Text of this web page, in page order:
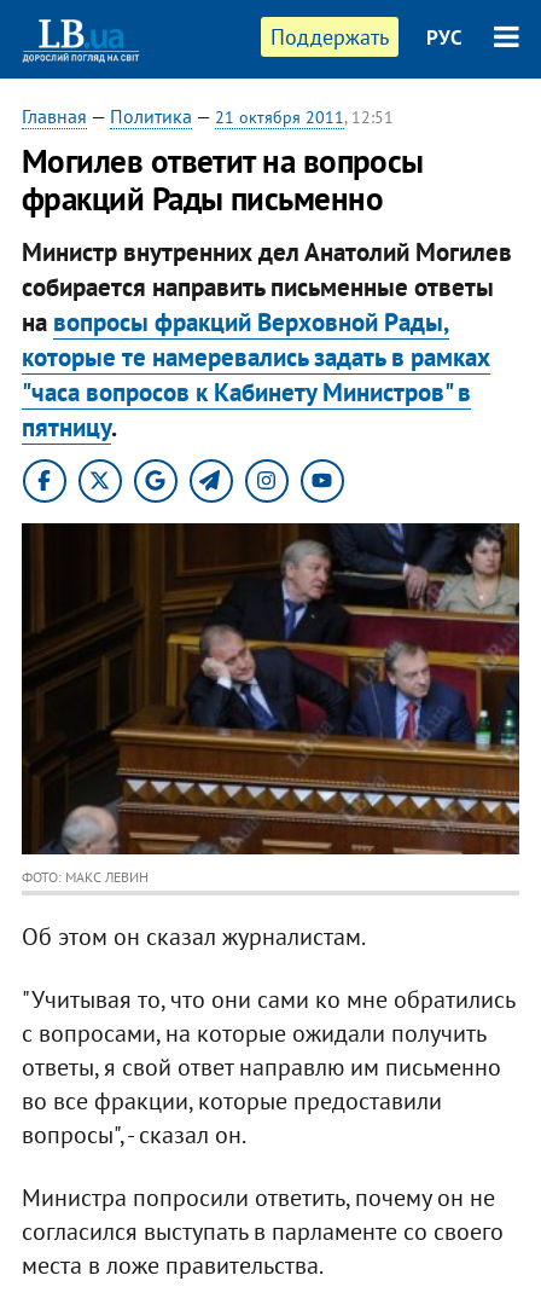
Поддержать РУС
Главная — Политика — 21 октября 2011, 12:51
Могилев ответит на вопросы
фракций Рады письменно
Министр внутренних дел Анатолий Могилев
собирается направить письменные ответы
на вопросы фракций Верховной Рады,
которые те намеревались задать в рамках
"часа вопросов к Кабинету Министров" в
пятницу.
ФОТО: МАКС ЛЕВИН
Об этом он сказал журналистам.
"Учитывая то, что они сами ко мне обратились
с вопросами, на которые ожидали получить
ответы, я свой ответ направлю им письменно
во все фракции, которые предоставили
вопросы", - сказал он.
Министра попросили ответить, почему он не
согласился выступать в парламенте со своего
места в ложе правительства.